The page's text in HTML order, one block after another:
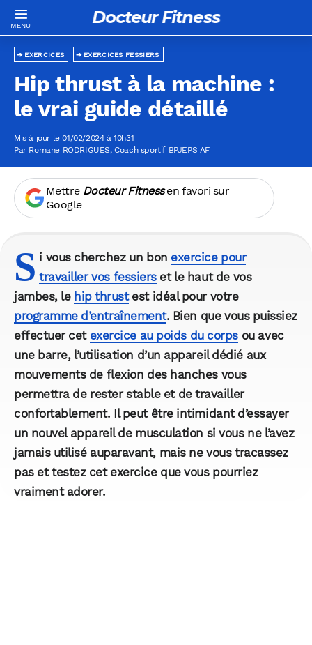
Docteur Fitness
EXERCICES FESSIERS
EXERCICES
Hip thrust à la machine :
le vrai guide détaillé
Mis à jour le 01/02/2024 à 10h31
Par Romane RODRIGUES, Coach sportif BPJEPS AF
Mettre Docteur Fitnessen favori sur
Google
S i vous cherchez un bon exercice pour
travailler vos fessierset le haut de vos
jambes, le hip thrustest idéal pour votre
programme d’entraînement. Bien que vous puissiez
effectuer cet exercice au poids du corps ou avec
une barre, l’utilisation d’un appareil dédié aux
mouvements de flexion des hanches vous
permettra de rester stable et de travailler
confortablement. Il peut être intimidant d’essayer
un nouvel appareil de musculation si vous ne l’avez
jamais utilisé auparavant, mais ne vous tracassez
pas et testez cet exercice que vous pourriez
vraiment adorer.